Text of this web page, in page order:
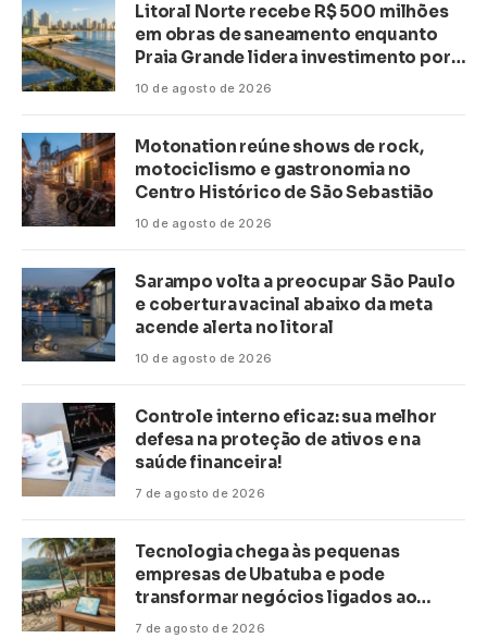
Litoral Norte recebe R$ 500 milhões
em obras de saneamento enquanto
Praia Grande lidera investimento por
habitante no país
10 de agosto de 2026
Motonation reúne shows de rock,
motociclismo e gastronomia no
Centro Histórico de São Sebastião
10 de agosto de 2026
Sarampo volta a preocupar São Paulo
e cobertura vacinal abaixo da meta
acende alerta no litoral
10 de agosto de 2026
Controle interno eficaz: sua melhor
defesa na proteção de ativos e na
saúde financeira!
7 de agosto de 2026
Tecnologia chega às pequenas
empresas de Ubatuba e pode
transformar negócios ligados ao
turismo no litoral
7 de agosto de 2026